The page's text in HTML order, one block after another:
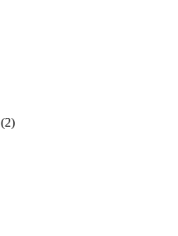
(2)